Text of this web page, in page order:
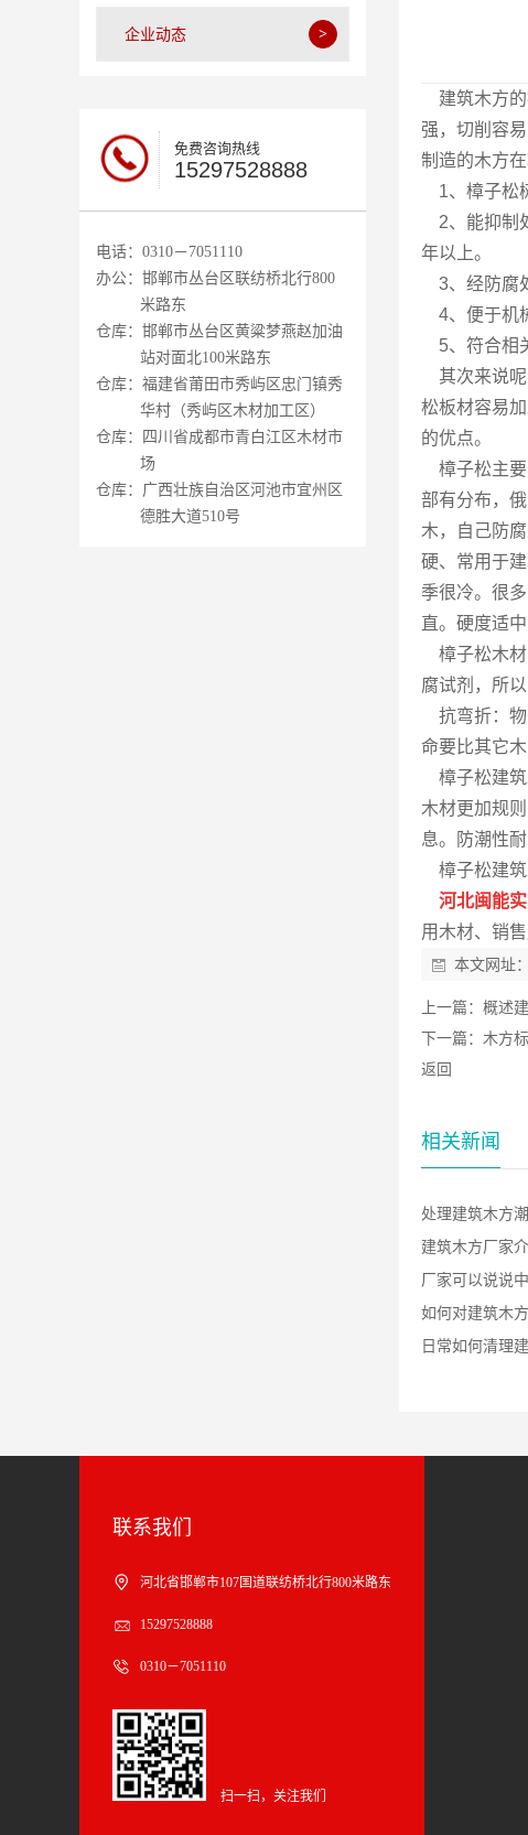
企业动态
免费咨询热线
15297528888
电话：0310－7051110
办公：邯郸市丛台区联纺桥北行800
米路东
仓库：邯郸市丛台区黄粱梦燕赵加油
站对面北100米路东
仓库：福建省莆田市秀屿区忠门镇秀
华村（秀屿区木材加工区）
仓库：四川省成都市青白江区木材市
场
仓库：广西壮族自治区河池市宜州区
德胜大道510号
建筑木方的
强，切削容
制造的木方
1、樟子松
2、能抑制
年以上。
3、经防腐
4、便于机
5、符合相
其次来说呢
松板材容易
的优点。
樟子松主要
部有分布，
木，自己防
硬、常用于
季很冷。很
直。硬度适
樟子松木材
腐试剂，所
抗弯折：物
命要比其它
樟子松建筑
木材更加规
息。防潮性
樟子松建筑
河北闽能
用木材、销
本文网址：
上一篇： 概述
下一篇： 木方
返回
相关新闻
处理建筑木方
建筑木方厂家
厂家可以说说
如何对建筑木
日常如何清理
联系我们
河北省邯郸市107国道联纺桥北行800米路东
15297528888
0310－7051110
扫一扫，关注我们